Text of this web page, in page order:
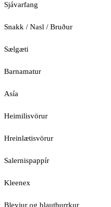
Sjávarfang
Snakk / Nasl / Bruður
Sælgæti
Barnamatur
Asía
Heimilisvörur
Hreinlætisvörur
Salernispappír
Kleenex
Bleyjur og blautþurrkur